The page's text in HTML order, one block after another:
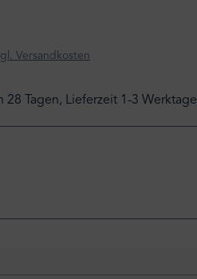
Versandkosten
28 Tagen, Lieferzeit 1-3 Werktage